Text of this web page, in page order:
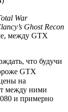
War
Ghost Recon
между GTX
что будучи
GTX
на
между ними
и примерно